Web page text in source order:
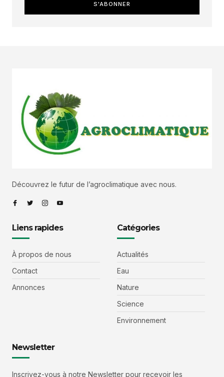
S'ABONNER
Découvrez le futur de l’agroclimatique avec nous.
Liens rapides
À propos de nous
Contact
Annonces
Catégories
Actualités
Eau
Nature
Science
Environnement
Newsletter
Inscrivez-vous à notre Newsletter pour recevoir les